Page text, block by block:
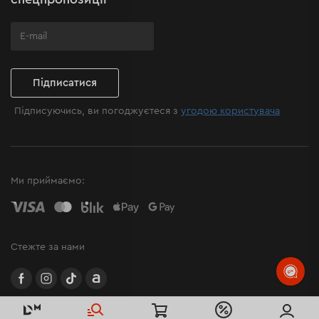
Підписатися
Підписуючись, ви погоджуєтеся зугодою користувача
Ми приймаємо:
Стежте за нами
facebookinstagramTikTokAllegro